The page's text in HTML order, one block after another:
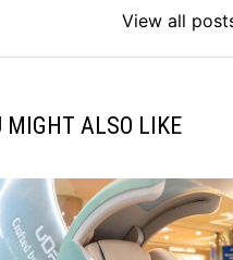
View all
MIGHT ALSO LIKE